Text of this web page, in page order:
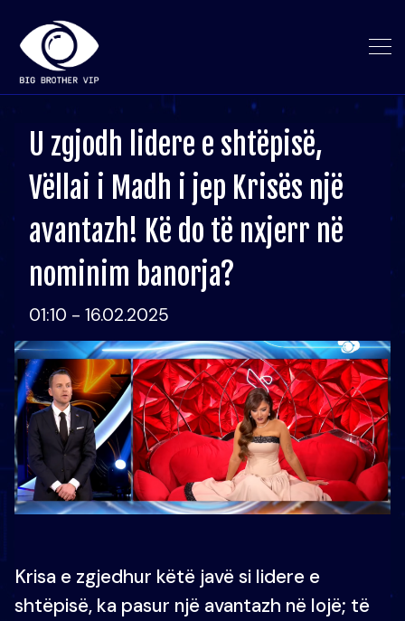
U zgjodh lidere e shtëpisë,
Vëllai i Madh i jep Krisës një
avantazh! Kë do të nxjerr në
nominim banorja?
01:10 - 16.02.2025
Krisa e zgjedhur këtë javë si lidere e
shtëpisë, ka pasur një avantazh në lojë; të